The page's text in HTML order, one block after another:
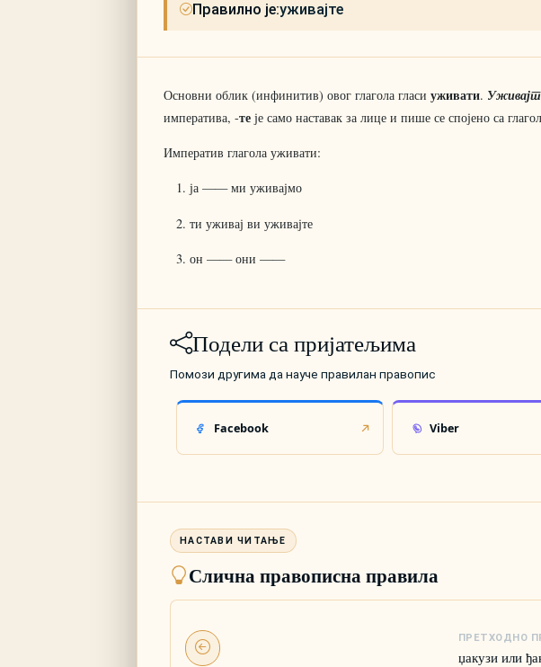
Правилно је:уживајте
Основни облик (инфинитив) овог глагола гласи уживати.
императива, -теје само наставак за лице и пише се спојено са
Императив глагола уживати:
ја —— ми уживајмо
ти уживај ви уживајте
он —— они ——
Подели са пријатељима
Помози другима да науче правилан правопис
Facebook Viber
Слична правописна правила
ПРЕТХОДНО
џакузи или